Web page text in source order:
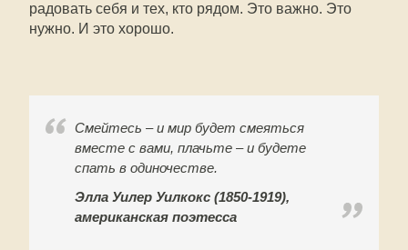
радовать себя и тех, кто рядом. Это важно. Это
нужно. И это хорошо.
Смейтесь – и мир будет смеяться
вместе с вами, плачьте – и будете
спать в одиночестве.
Элла Уилер Уилкокс (1850-1919),
американская поэтесса